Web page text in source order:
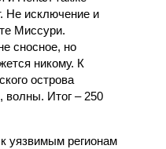
Не исключение и
Миссури.
сносное, но
никому. К
острова
Итог – 250
уязвимым регионам